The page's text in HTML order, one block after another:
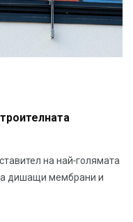
на най-голямата
дишащи мембрани и